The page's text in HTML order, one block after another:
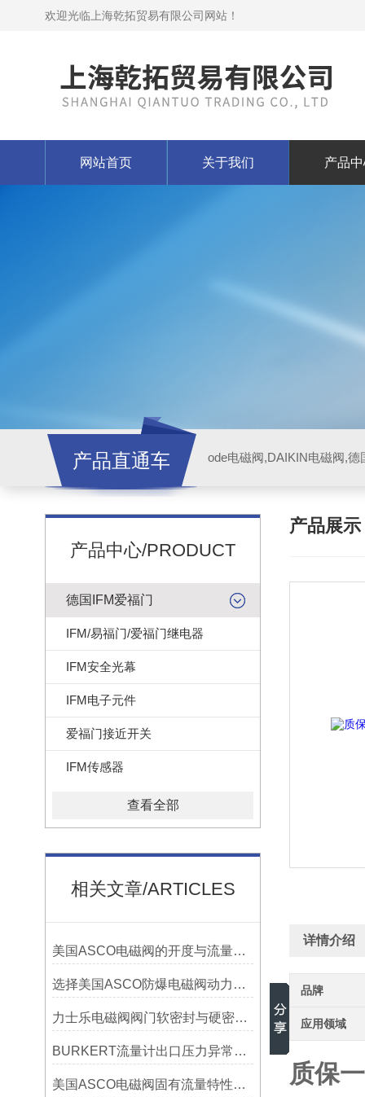
欢迎光临上海乾拓贸易有限公司网站！
网站首页 关于我们 产品
产品直通车 ode电磁阀,DAIKIN电磁阀,
产品中心/PRODUCT
德国IFM爱福门
IFM/易福门/爱福门继电器
IFM安全光幕
IFM电子元件
爱福门接近开关
IFM传感器
查看全部
相关文章/ARTICLES
美国ASCO电磁阀的开度与流量之间的关系
选择美国ASCO防爆电磁阀动力部件不得不注意的事项有哪些
力士乐电磁阀阀门软密封与硬密封的特点
BURKERT流量计出口压力异常原因分析及建议
美国ASCO电磁阀固有流量特性选择与特性调整探讨
产品展示
详情介绍
品牌
应用领域
质保